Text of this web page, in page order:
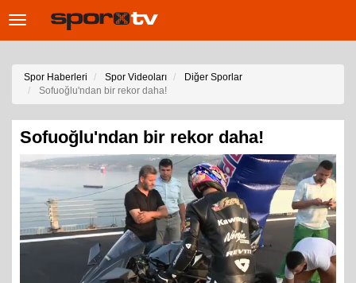
Toggle
Spor Haberleri Spor Videoları
Diğer Sporlar
Sofuoğlu'ndan bir rekor daha!
Sofuoğlu'ndan bir rekor daha!